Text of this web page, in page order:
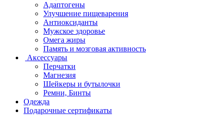
Адаптогены
Улучшение пищеварения
Антиоксиданты
Мужское здоровье
Омега жиры
Память и мозговая активность
Аксессуары
Перчатки
Магнезия
Шейкеры и бутылочки
Ремни, Бинты
Одежда
Подарочные сертификаты